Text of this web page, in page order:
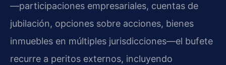
—participaciones empresariales, cuentas de
jubilación, opciones sobre acciones, bienes
inmuebles en múltiples jurisdicciones—el bufete
recurre a peritos externos, incluyendo